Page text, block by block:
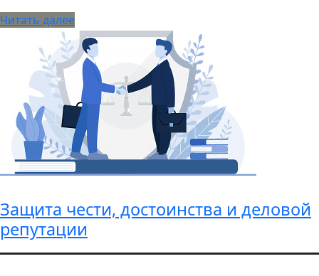
Читать далее
Защита чести, достоинства и деловой
репутации